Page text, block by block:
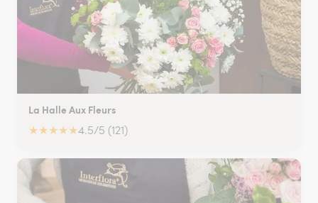
La Halle Aux Fleurs
★★★★★4.5/5 (121)